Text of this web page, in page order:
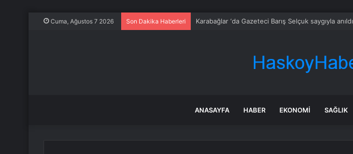
Cuma, Ağustos 7 2026 Son Dakika Haberleri Karabağlar ‘da Gazeteci Barış Selçuk saygıyla anıldı
ANASAYFA HABER EKONOMI SAĞLIK